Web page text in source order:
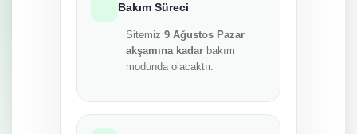
Bakım Süreci
Sitemiz 9 Ağustos Pazar
akşamına kadar bakım
modunda olacaktır.